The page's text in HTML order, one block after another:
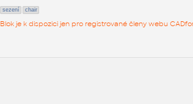
sezení chair
Blok je k dispozici jen pro registrované členy webu